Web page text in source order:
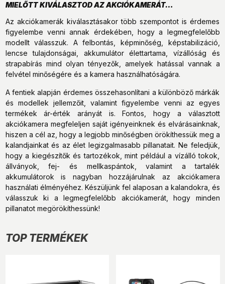
MIELŐTT KIVÁLASZTOD AZ AKCIÓKAMERÁT…
Az akciókamerák kiválasztásakor több szempontot is érdemes
figyelembe venni annak érdekében, hogy a legmegfelelőbb
modellt válasszuk. A felbontás, képminőség, képstabilizáció,
lencse tulajdonságai, akkumulátor élettartama, vízállóság és
strapabírás mind olyan tényezők, amelyek hatással vannak a
felvétel minőségére és a kamera használhatóságára.
A fentiek alapján érdemes összehasonlítani a különböző márkák
és modellek jellemzőit, valamint figyelembe venni az egyes
termékek ár-érték arányát is. Fontos, hogy a választott
akciókamera megfeleljen saját igényeinknek és elvárásainknak,
hiszen a cél az, hogy a legjobb minőségben örökíthessük meg a
kalandjainkat és az élet legizgalmasabb pillanatait. Ne feledjük,
hogy a kiegészítők és tartozékok, mint például a vízálló tokok,
állványok, fej- és mellkaspántok, valamint a tartalék
akkumulátorok is nagyban hozzájárulnak az akciókamera
használati élményéhez. Készüljünk fel alaposan a kalandokra, és
válasszuk ki a legmegfelelőbb akciókamerát, hogy minden
pillanatot megörökíthessünk!
TOP TERMÉKEK